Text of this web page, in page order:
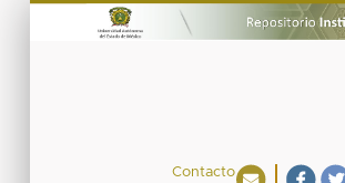
Contacto